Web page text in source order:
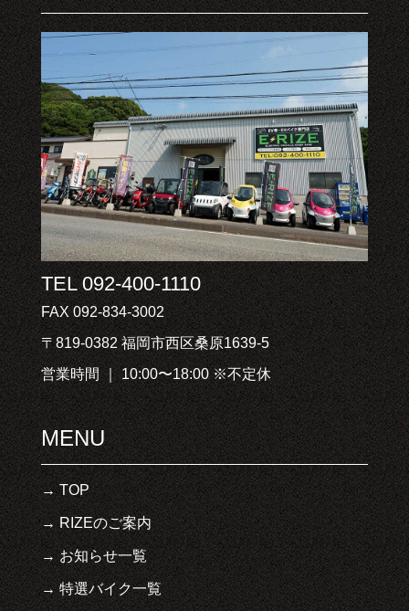
TEL 092-400-1110
FAX 092-834-3002
〒819-0382 福岡市西区桑原1639-5
営業時間 ｜ 10:00〜18:00 ※不定休
MENU
TOP
RIZEのご案内
お知らせ一覧
特選バイク一覧